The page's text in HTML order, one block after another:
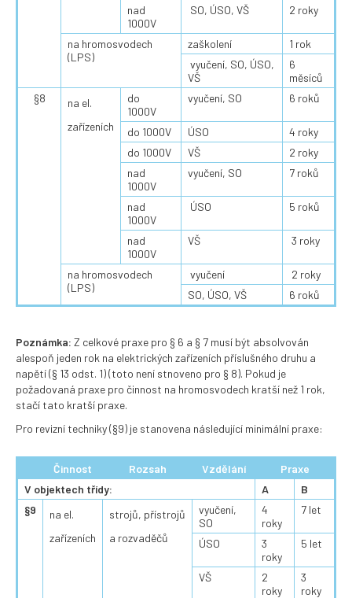
nad
1000V
SO, ÚSO, VŠ 2 roky
na hromosvodech
(LPS)
zaškolení
1 rok
vyučení, SO, ÚSO,
VŠ
6
měsíců
§8
na el.
zařízeních
do
1000V
vyučení, SO 6 roků
do 1000V ÚSO
4 roky
do 1000V
VŠ
2 roky
nad
1000V
vyučení, SO 7 roků
nad
1000V
ÚSO 5 roků
nad
1000V
VŠ 3 roky
na hromosvodech
(LPS)
vyučení
2 roky
SO, ÚSO, VŠ
6 roků
Poznámka: Z celkové praxe pro § 6 a § 7 musí být absolvován
alespoň jeden rok na elektrických zařízeních příslušného druhu a
napětí (§ 13 odst. 1) (toto není stnoveno pro § 8). Pokud je
požadovaná praxe pro činnost na hromosvodech kratší než 1 rok,
stačí tato kratší praxe.
Pro revizní techniky (§9) je stanovena následující minimální praxe:
Činnost Rozsah Vzdělání
Praxe
V objektech třídy:
A
B
§9
na el.
zařízeních
strojů, přístrojů
a rozvaděčů
vyučení,
SO
4
roky
7 let
ÚSO
3
roky
5 let
VŠ
2
roky
3
roky